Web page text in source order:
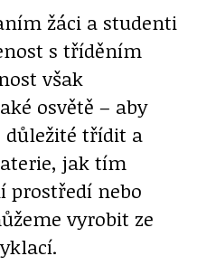
žáci a studenti
s tříděním
však
osvětě – aby
důležité třídit a
jak tím
prostředí nebo
vyrobit ze